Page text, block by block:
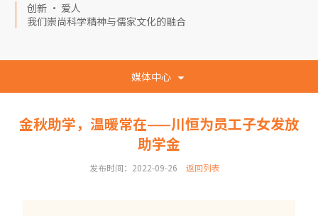
创新 · 爱人
我们崇尚科学精神与儒家文化的融合
媒体中心
金秋助学，温暖常在——川恒为员工子女发放
助学金
发布时间：2022-09-26 返回列表